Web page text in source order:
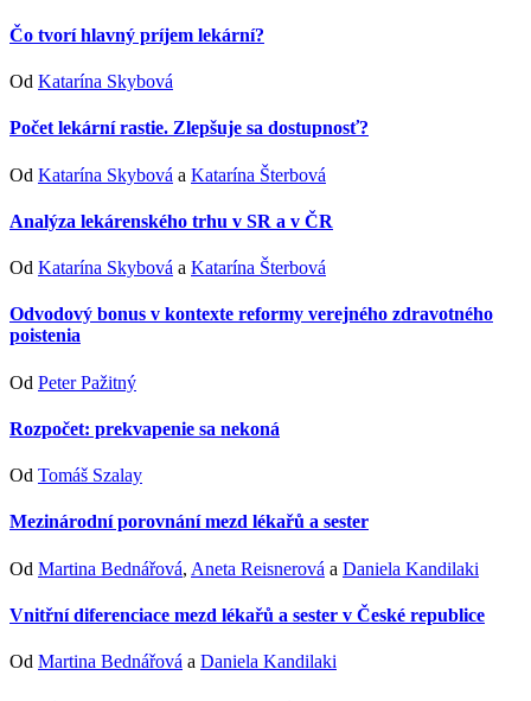
Čo tvorí hlavný príjem lekární?
Od Katarína Skybová
Počet lekární rastie. Zlepšuje sa dostupnosť?
Od Katarína Skybová a Katarína Šterbová
Analýza lekárenského trhu v SR a v ČR
Od Katarína Skybová a Katarína Šterbová
Odvodový bonus v kontexte reformy verejného zdravotného
poistenia
Od Peter Pažitný
Rozpočet: prekvapenie sa nekoná
Od Tomáš Szalay
Mezinárodní porovnání mezd lékařů a sester
Od Martina Bednářová, Aneta Reisnerová a Daniela Kandilaki
Vnitřní diferenciace mezd lékařů a sester v České republice
Od Martina Bednářová a Daniela Kandilaki